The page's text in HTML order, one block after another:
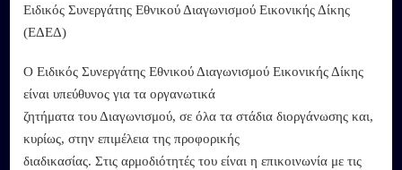
Ειδικός Συνεργάτης Εθνικού Διαγωνισμού Εικονικής Δίκης
(ΕΔΕΔ)
Ο Ειδικός Συνεργάτης Εθνικού Διαγωνισμού Εικονικής Δίκης
είναι υπεύθυνος για τα οργανωτικά
ζητήματα του Διαγωνισμού, σε όλα τα στάδια διοργάνωσης και,
κυρίως, στην επιμέλεια της προφορικής
διαδικασίας. Στις αρμοδιότητές του είναι η επικοινωνία με τις